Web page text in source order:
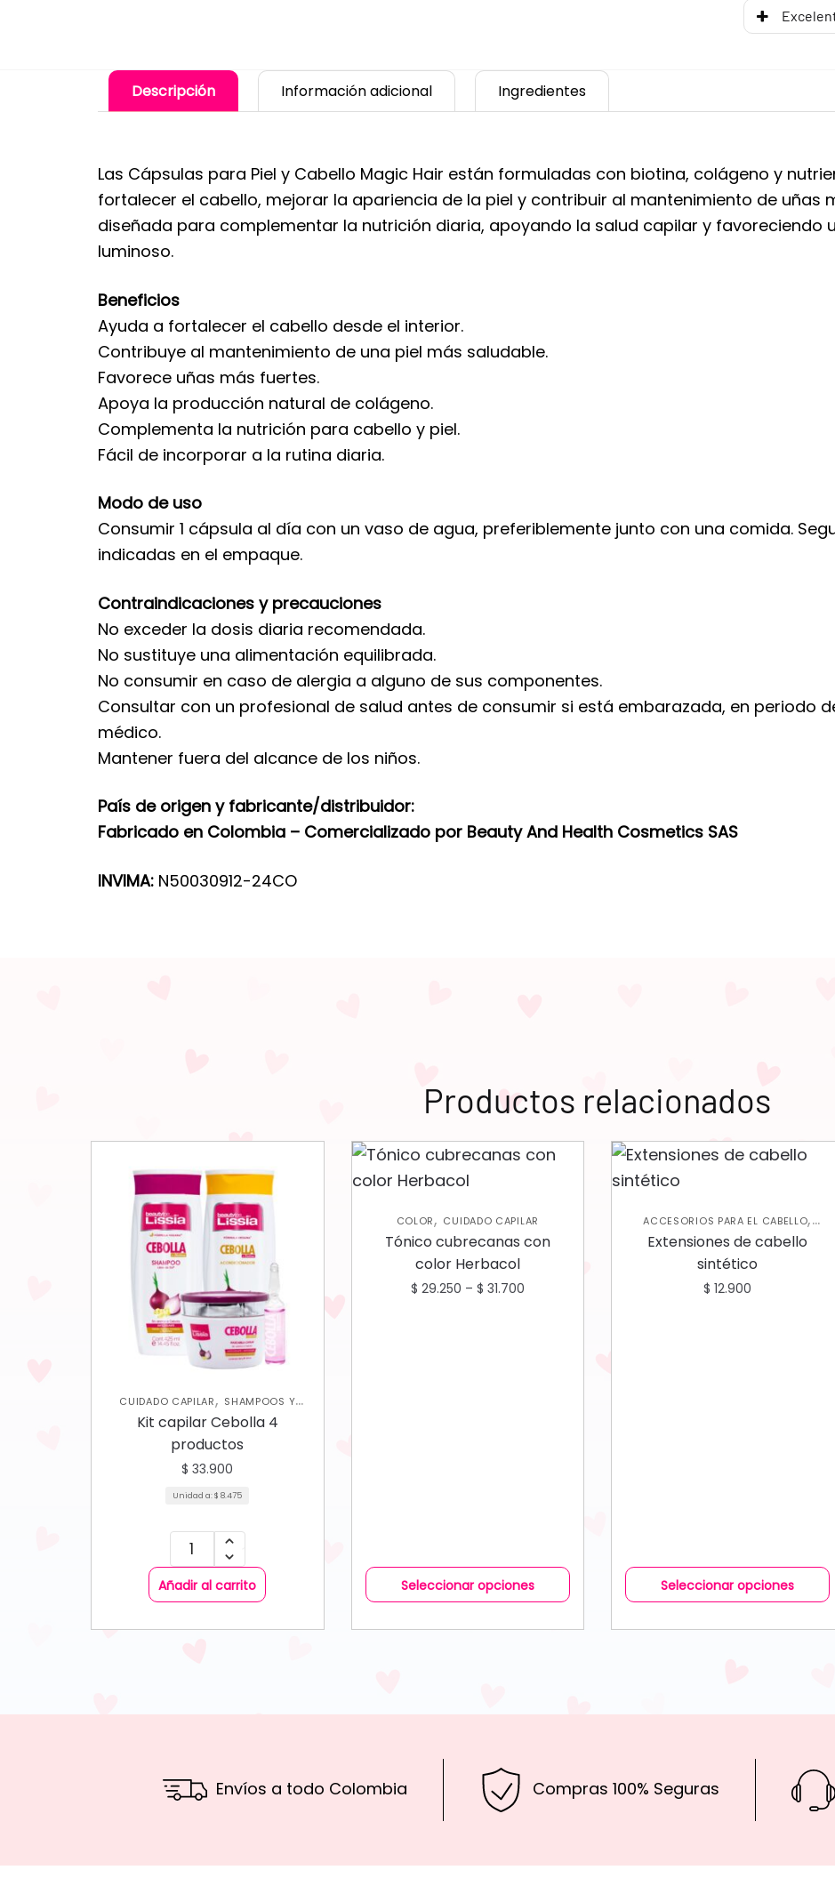
Descripción Información adicional Ingredientes
Las Cápsulas para Piel y Cabello Magic Hair están formuladas con biotina, colágeno y
fortalecer el cabello, mejorar la apariencia de la piel y contribuir al mantenimiento de uñas
diseñada para complementar la nutrición diaria, apoyando la salud capilar y favoreciendo
luminoso.
Beneficios
Ayuda a fortalecer el cabello desde el interior.
Contribuye al mantenimiento de una piel más saludable.
Favorece uñas más fuertes.
Apoya la producción natural de colágeno.
Complementa la nutrición para cabello y piel.
Fácil de incorporar a la rutina diaria.
Modo de uso
Consumir 1 cápsula al día con un vaso de agua, preferiblemente junto con una comida.
indicadas en el empaque.
Contraindicaciones y precauciones
No exceder la dosis diaria recomendada.
No sustituye una alimentación equilibrada.
No consumir en caso de alergia a alguno de sus componentes.
Consultar con un profesional de salud antes de consumir si está embarazada, en periodo
médico.
Mantener fuera del alcance de los niños.
País de origen y fabricante/distribuidor:
Fabricado en Colombia – Comercializado por Beauty And Health Cosmetics SAS
INVIMA:N50030912-24CO
Productos relacionados
CUIDADO CAPILAR, SHAMPOOS Y
ACONDICIONADORES,TRATAMIENTOS
CAPILARES
Kit capilar Cebolla 4
productos
$ 33.900
Unidad a:$ 8.475
Añadir al carrito
COLOR, CUIDADO CAPILAR
Tónico cubrecanas con
color Herbacol
$ 29.250 – $ 31.700
Seleccionar opciones
ACCESORIOS PARA EL CABELLO,
CUIDADO CAPILAR,VARIEDADES
Extensiones de cabello
sintético
$ 12.900
Seleccionar opciones
Envíos a todo Colombia Compras 100% Seguras